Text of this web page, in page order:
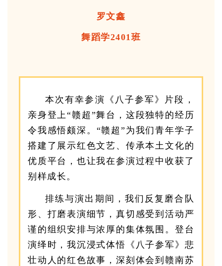
罗文鑫
舞蹈学2401班
本次有幸参演《八子参军》片段，
亲身登上“赣超”舞台，这段独特的经历
令我感悟颇深。“赣超”为我们青年学子
搭建了展示红色文艺、传承本土文化的
优质平台，也让我在参演过程中收获了
别样成长。
排练与演出期间，我们反复磨合队
形、打磨表演细节，真切感受到活动严
谨的组织安排与浓厚的集体氛围。登台
演绎时，我沉浸式体悟《八子参军》悲
壮动人的红色故事，深刻体会到赣南苏